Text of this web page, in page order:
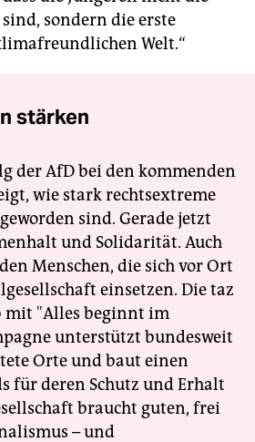
sind, sondern die erste
Welt.“
stärken
der AfD bei den kommenden
wie stark rechtsextreme
sind. Gerade jetzt
und Solidarität. Auch
Menschen, die sich vor Ort
einsetzen. Die taz
mit "Alles beginnt im
unterstützt bundesweit
Orte und baut einen
für deren Schutz und Erhalt
braucht guten, frei
– und